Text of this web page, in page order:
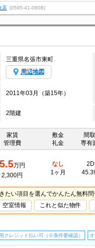
店 (0595-41-0808)
三重県名張市東町
周辺地図
2011年03月（築15年）
2階建
家賃
管理費
敷金
礼金
間
専有
5.5万円
2,300円
なし
1ヶ月
たい項目を選んでかんたん無料問
空室情報 これと似た物件
クレジット払い可（※条件要確認）